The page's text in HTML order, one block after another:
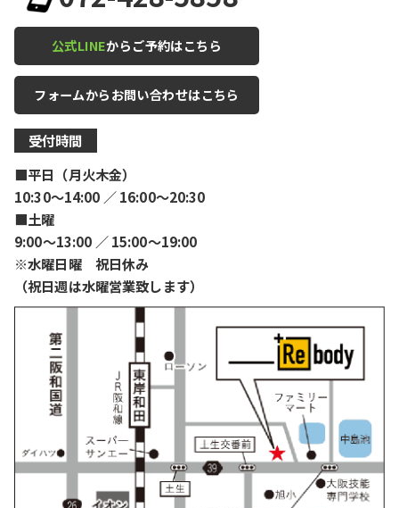
公式LINEからご予約はこちら
フォームからお問い合わせはこちら
受付時間
■平日（月火木金）
10:30〜14:00 ／ 16:00〜20:30
■土曜
9:00〜13:00 ／ 15:00〜19:00
※水曜日曜 祝日休み
（祝日週は水曜営業致します）